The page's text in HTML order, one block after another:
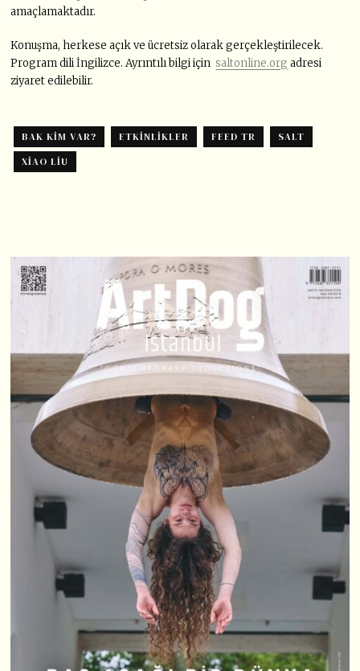
amaçlamaktadır.
Konuşma, herkese açık ve ücretsiz olarak gerçekleştirilecek.
Program dili İngilizce. Ayrıntılı bilgi içinsaltonline.org adresi
ziyaret edilebilir.
BAK KIM VAR? ETKINLIKLER FEED TR
SALT
XIAO LIU